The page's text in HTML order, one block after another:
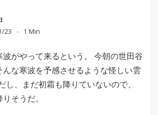
23
1 Min
波がやって来るという。 今朝の世田谷
な寒波を予感させるような怪しい雲
し、まだ初霜も降りていないので、
そうだ。